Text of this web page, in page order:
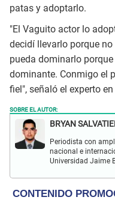
patas y adoptarlo.
"El Vaguito actor lo
decidí llevarlo porque
pueda dominarlo
dominante. Conmigo el
fiel", señaló el experto
SOBRE EL AUTOR:
BRYAN
Periodista con
nacional e
Universidad Jaime
películas, series,